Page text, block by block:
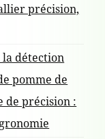
précision,
la détection
pomme de
de précision :